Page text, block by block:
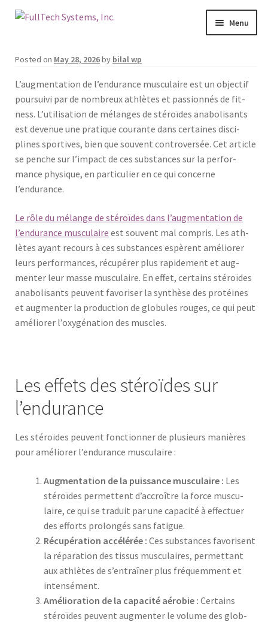
Menu
Blog
Contact Us
About Us
Make A Payment
Join Our Mailing List
Posted on May 28, 2026by bilal wp
L’augmentation de l’endurance mus­cu­laire est un objec­tif
pour­suivi par de nom­breux ath­lètes et pas­sion­nés de fit­
ness. L’utilisation de mélanges de stéroïdes anabolisants
est dev­enue une pra­tique courante dans cer­taines dis­ci­
plines sportives, bien que sou­vent con­tro­ver­sée. Cet arti­cle
se penche sur l’impact de ces sub­stances sur la per­for­
mance physique, en par­ti­c­uli­er en ce qui con­cerne
l’endurance.
Le rôle du mélange de stéroïdes dans l’augmentation de
l’endurance mus­cu­laire est sou­vent mal com­pris. Les ath­
lètes ayant recours à ces sub­stances espèrent amélior­er
leurs per­for­mances, récupér­er plus rapi­de­ment et aug­
menter leur masse mus­cu­laire. En effet, cer­tains stéroïdes
anabolisants peu­vent favoris­er la syn­thèse des pro­téines
et aug­menter la pro­duc­tion de glob­ules rouges, ce qui peut
amélior­er l’oxygénation des mus­cles.
Les effets des stéroïdes sur
l’endurance
Les stéroïdes peu­vent fonc­tion­ner de plusieurs manières
pour amélior­er l’endurance mus­cu­laire :
Aug­men­ta­tion de la puis­sance mus­cu­laire : Les
stéroïdes per­me­t­tent d’accroître la force mus­cu­
laire, ce qui se traduit par une capac­ité à effectuer
des efforts pro­longés sans fatigue.
Récupéra­tion accélérée : Ces sub­stances favorisent
la répa­ra­tion des tis­sus mus­cu­laires, per­me­t­tant
aux ath­lètes de s’entraîner plus fréquem­ment et
inten­sé­ment.
Amélio­ra­tion de la capac­ité aéro­bie : Cer­tains
stéroïdes peu­vent aug­menter le vol­ume des glob­